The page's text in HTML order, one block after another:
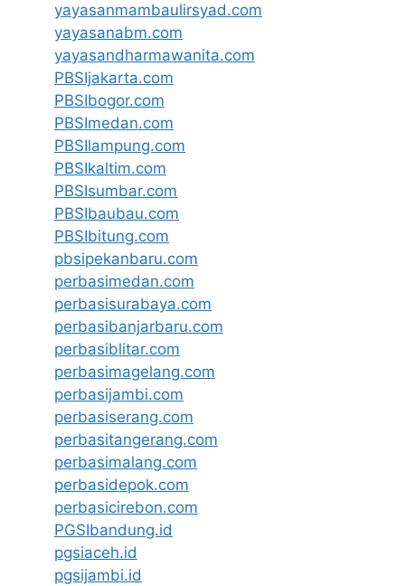
yayasanmambaulirsyad.com
yayasanabm.com
yayasandharmawanita.com
PBSIjakarta.com
PBSIbogor.com
PBSImedan.com
PBSIlampung.com
PBSIkaltim.com
PBSIsumbar.com
PBSIbaubau.com
PBSIbitung.com
pbsipekanbaru.com
perbasimedan.com
perbasisurabaya.com
perbasibanjarbaru.com
perbasiblitar.com
perbasimagelang.com
perbasijambi.com
perbasiserang.com
perbasitangerang.com
perbasimalang.com
perbasidepok.com
perbasicirebon.com
PGSIbandung.id
pgsiaceh.id
pgsijambi.id